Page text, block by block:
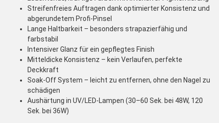
Streifenfreies Auftragen dank optimierter Konsistenz und
abgerundetem Profi-Pinsel
Lange Haltbarkeit – besonders strapazierfähig und
farbstabil
Intensiver Glanz für ein gepflegtes Finish
Mitteldicke Konsistenz – kein Verlaufen, perfekte
Deckkraft
Soak-Off System – leicht zu entfernen, ohne den Nagel zu
schädigen
Aushärtung in UV/LED-Lampen (30–60 Sek. bei 48W, 120
Sek. bei 36W)